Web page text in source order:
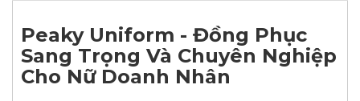
Peaky Uniform - Đồng Phục
Sang Trọng Và Chuyên Nghiệp
Cho Nữ Doanh Nhân